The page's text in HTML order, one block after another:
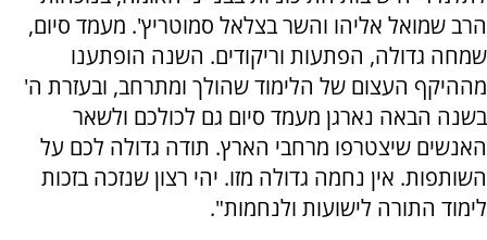
הרב שמואל אליהו והשר בצלאל סמוטריץ'. מעמד סיום,
שמחה גדולה, הפתעות וריקודים. השנה הופתענו
מההיקף העצום של הלימוד שהולך ומתרחב, ובעזרת ה'
בשנה הבאה נארגן מעמד סיום גם לכולכם ולשאר
האנשים שיצטרפו מרחבי הארץ. תודה גדולה לכם על
השותפות. אין נחמה גדולה מזו. יהי רצון שנזכה בזכות
לימוד התורה לישועות ולנחמות".